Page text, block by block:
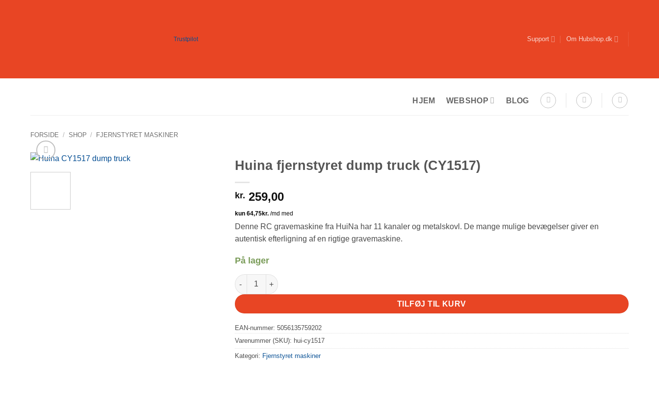
Trustpilot Support Om Hubshop.dk
HJEM WEBSHOP BLOG
FORSIDE / SHOP / FJERNSTYRET MASKINER
Huina fjernstyret dump truck (CY1517)
kr. 259,00
Denne RC gravemaskine fra HuiNa har 11 kanaler og metalskovl. De mange mulige bevægelser giver en
autentisk efterligning af en rigtige gravemaskine.
På lager
Huina fjernstyret dump truck (CY1517) antal
TILFØJ TIL KURV
EAN-nummer: 5056135759202
Varenummer (SKU): hui-cy1517
Kategori: Fjernstyret maskiner